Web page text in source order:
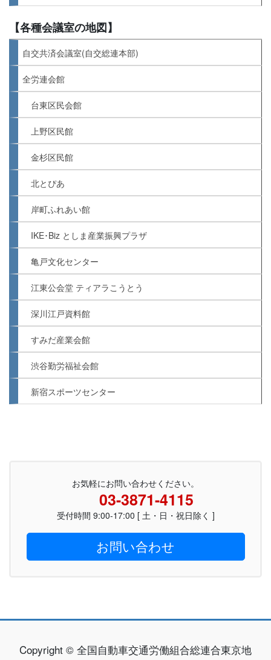
【各種会議室の地図】
自交共済会議室(自交総連本部)
全労連会館
台東区民会館
上野区民館
金杉区民館
北とぴあ
岸町ふれあい館
IKE･Biz としま産業振興プラザ
亀戸文化センター
江東公会堂 ティアラこうとう
深川江戸資料館
すみだ産業会館
渋谷勤労福祉会館
新宿スポーツセンター
お気軽にお問い合わせください。
03-3871-4115
受付時間 9:00-17:00 [ 土・日・祝日除く ]
お問い合わせ
Copyright © 全国自動車交通労働組合総連合東京地